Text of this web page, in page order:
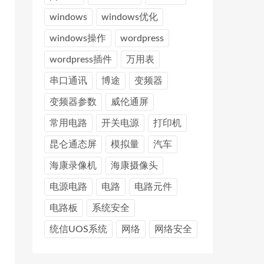
windows windows优化
windows操作 wordpress
wordpress插件 万用表
串口通讯 博途 变频器
变频器参数 威伦通屏
常用电路 开关电源 打印机
昆仑通态屏 模拟量 汽车
海康录像机 海康摄像头
电源电路 电路 电路元件
电路板 系统安全
统信UOS系统 网络 网络安全